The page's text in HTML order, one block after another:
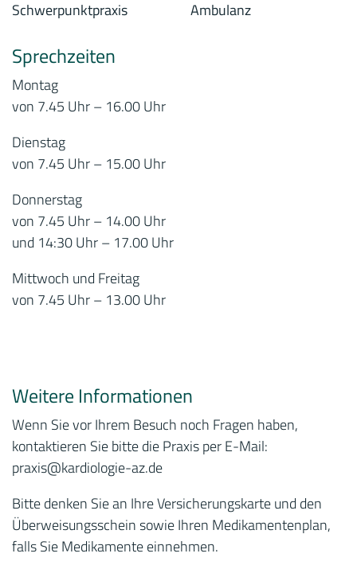
Sprechzeiten
Montag
von 7.45 Uhr – 16.00 Uhr
Dienstag
von 7.45 Uhr – 15.00 Uhr
Donnerstag
von 7.45 Uhr – 14.00 Uhr
und 14:30 Uhr – 17.00 Uhr
Mittwoch und Freitag
von 7.45 Uhr – 13.00 Uhr
Weitere Informationen
Wenn Sie vor Ihrem Besuch noch Fragen haben,
kontaktieren Sie bitte die Praxis per E-Mail:
praxis@kardiologie-az.de
Bitte denken Sie an Ihre Versicherungskarte und den
Überweisungsschein sowie Ihren Medikamentenplan,
falls Sie Medikamente einnehmen.